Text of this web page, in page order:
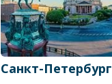
Санкт-Петербург